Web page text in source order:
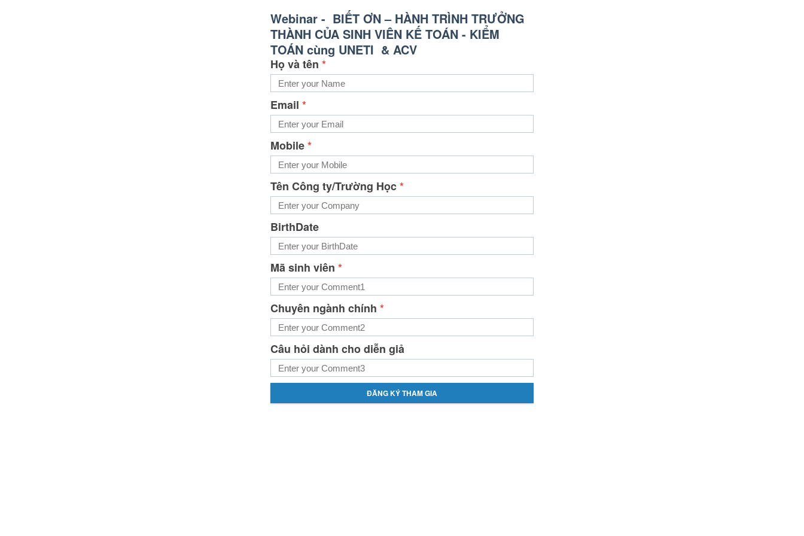
Webinar -  BIẾT ƠN – HÀNH TRÌNH TRƯỞNG
THÀNH CỦA SINH VIÊN KẾ TOÁN - KIỂM
TOÁN cùng UNETI  & ACV
Họ và tên *
Email *
Mobile*
Tên Công ty/Trường Học*
BirthDate
Mã sinh viên *
Chuyên ngành chính *
Câu hỏi dành cho diễn giả
ĐĂNG KÝ THAM GIA